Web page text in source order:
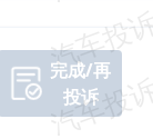
完成/再
投诉